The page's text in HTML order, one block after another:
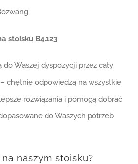
stoisku B4.123
do Waszej dyspozycji przez cały
chętnie odpowiedzą na wszystkie
rozwiązania i pomogą dobrać
do Waszych potrzeb
naszym stoisku?